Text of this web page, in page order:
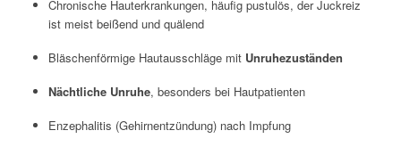
Chronische Hauterkrankungen, häufig pustulös, der Juckreiz
ist meist beißend und quälend
Bläschenförmige Hautausschläge mit Unruhezuständen
Nächtliche Unruhe, besonders bei Hautpatienten
Enzephalitis (Gehirnentzündung) nach Impfung